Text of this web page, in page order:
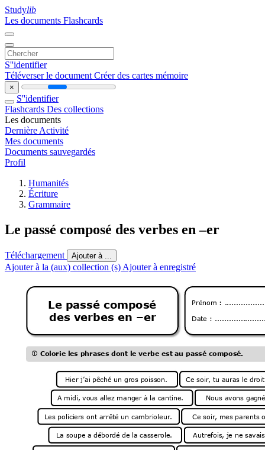
Studylib
Les documents Flashcards
S''identifier
Téléverser le document Créer des cartes mémoire
×
S''identifier
Flashcards Des collections
Les documents
Dernière Activité
Mes documents
Documents sauvegardés
Profil
Humanités
Écriture
Grammaire
Le passé composé des verbes en –er
Téléchargement Ajouter à ...
Ajouter à la (aux) collection (s) Ajouter à enregistré
 Colorie les phrases dont le verbe est au passé composé.
Hier j’ai pêché un gros poisson. Ce soir, tu auras le d
A midi, vous allez manger à la cantine. Nous avons gag
Les policiers ont arrêté un cambrioleur. Ce soir, mes parents
La soupe a débordé de la casserole. Autrefois, je ne
Le passé composé
des verbes en –er
Prénom :
Date :